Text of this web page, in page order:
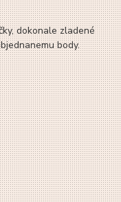
dokonale zladené
body.